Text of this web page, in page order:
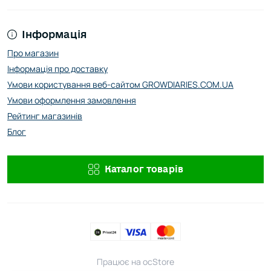
Інформація
Про магазин
Інформація про доставку
Умови користування веб-сайтом GROWDIARIES.COM.UA
Умови оформлення замовлення
Рейтинг магазинів
Блог
Каталог товарів
Працює на ocStore